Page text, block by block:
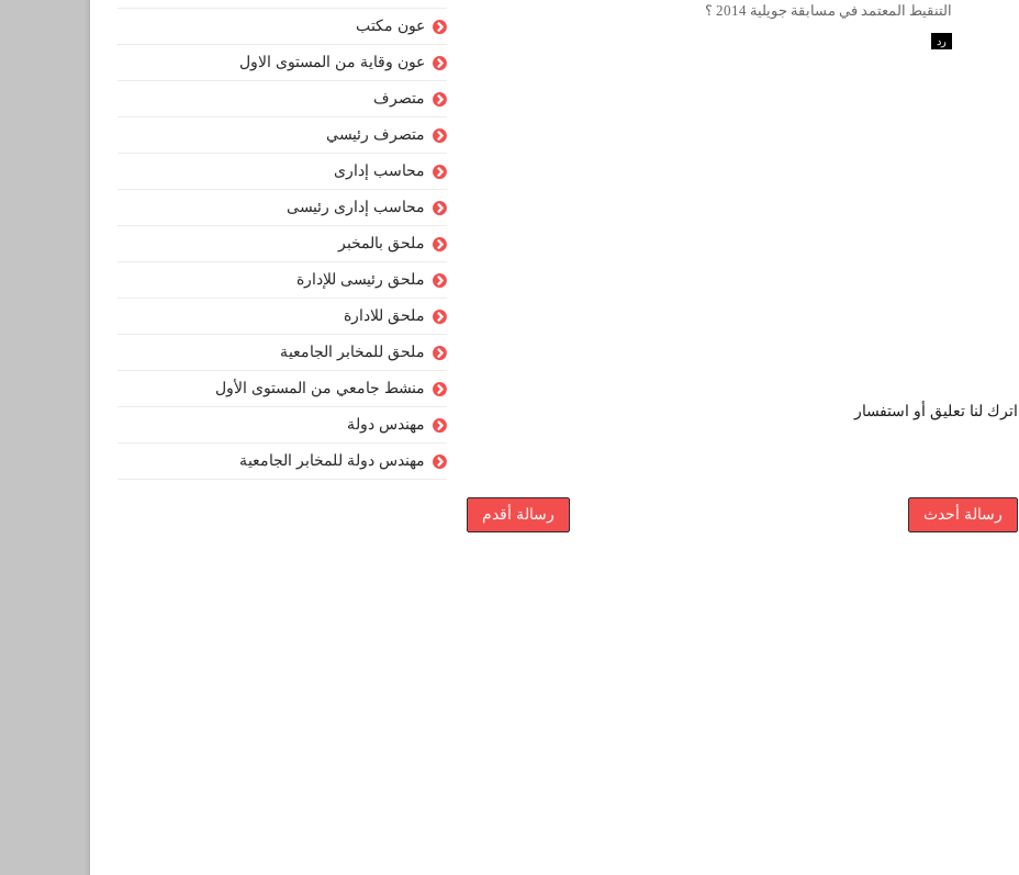
التنقيط المعتمد في مسابقة جويلية 2014 ؟
رد
اترك لنا تعليق أو استفسار
رسالة أحدث رسالة أقدم
عون مكتب
عون وقاية من المستوى الاول
متصرف
متصرف رئيسي
محاسب إدارى
محاسب إدارى رئيسى
ملحق بالمخبر
ملحق رئيسى للإدارة
ملحق للادارة
ملحق للمخابر الجامعية
منشط جامعي من المستوى الأول
مهندس دولة
مهندس دولة للمخابر الجامعية